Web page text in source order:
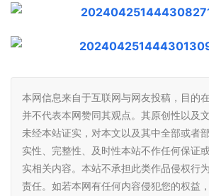
本网信息来自于互联网与网友投稿，目的
并不代表本网赞同其观点。其原创性以及
未经本站证实，对本文以及其中全部或者
实性、完整性、及时性本站不作任何保证
实相关内容。本站不承担此类作品侵权行
责任。如若本网有任何内容侵犯您的权益